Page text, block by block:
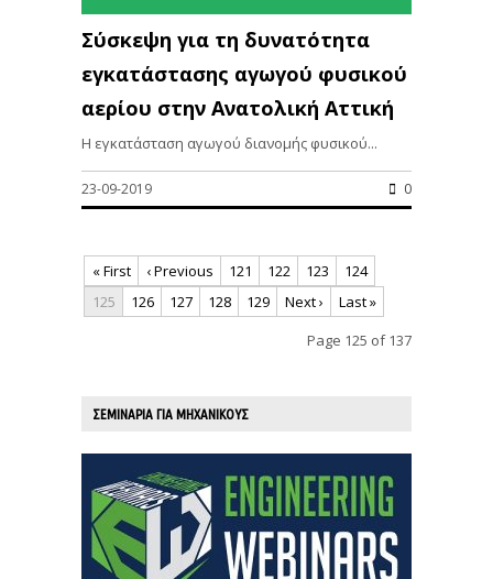
Σύσκεψη για τη δυνατότητα
εγκατάστασης αγωγού φυσικού
αερίου στην Ανατολική Αττική
Η εγκατάσταση αγωγού διανομής φυσικού...
23-09-2019 0
« First ‹ Previous 121 122 123
124
125
126 127 128 129 Next ›
Last »
Page 125 of 137
ΣΕΜΙΝΑΡΙΑ ΓΙΑ ΜΗΧΑΝΙΚΟΥΣ